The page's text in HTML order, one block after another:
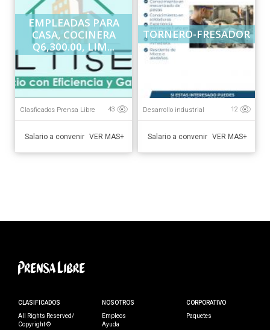
EMPLEADAS PARA
CASA, COCINERA
Q6,300.00, LIM...
Clasficados Prensa Libre 43
Salario a convenir VER MAS+
TORNERO-FRESADOR
Desarrollo industrial 12
Salario a convenir VER MAS+
CLASIFICADOS
All Rights Reserved/
Copyright ©
NOSOTROS
Empleos
Ayuda
CORPORATIVO
Paquetes